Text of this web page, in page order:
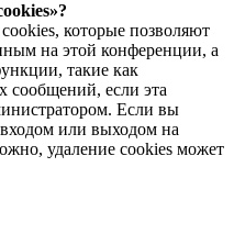
которые позволяют
на этой конференции, а
такие как
сообщений, если эта
Если вы
или выходом на
удаление cookies может